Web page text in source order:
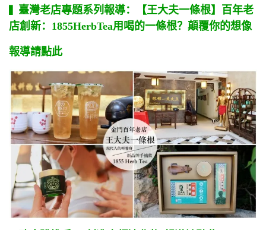
臺灣老店專題系列報導：【王大夫一條根】百年老
店創新：1855HerbTea用喝的一條根？顛覆你的想像
報導請點此